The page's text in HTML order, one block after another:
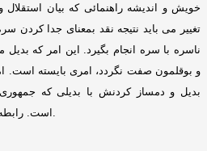
خویش و اندیشه راهنمائی که بیان
تغییر می باید نتیجه نقد بمعنای جدا کردن
ناسره با سره انجام بگیرد
این امر که
و بوقلمون صفت نگردد، امری بایسته است
بدیل و دمساز کردنش با بدیلی که
است